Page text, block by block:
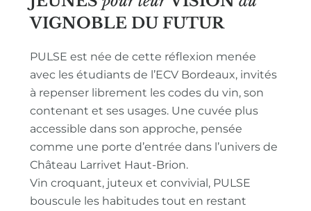
VIGNOBLE DU FUTUR
PULSE est née de cette réflexion menée
avec les étudiants de l’ECV Bordeaux, invités
à repenser librement les codes du vin, son
contenant et ses usages. Une cuvée plus
accessible dans son approche, pensée
comme une porte d’entrée dans l’univers de
Château Larrivet Haut-Brion.
Vin croquant, juteux et convivial, PULSE
bouscule les habitudes tout en restant